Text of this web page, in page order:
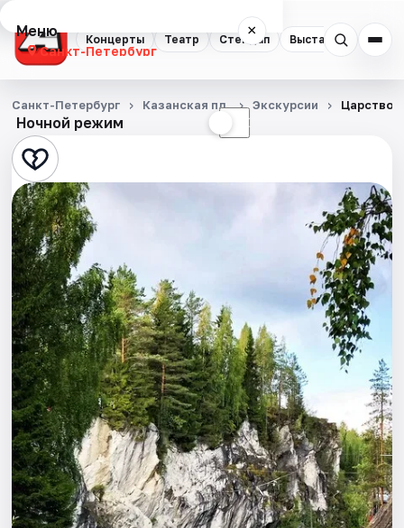
Концерты Театр Стендап Выставки
Меню ×
Санкт-Петербург
Концерты
Театр
Стендап
Выставки
Квесты
Экскурсии
Спорт
События
Города
Площадки
Ночной режим ☾
Санкт-Петербург Казанская пл. Экскурсии Царство